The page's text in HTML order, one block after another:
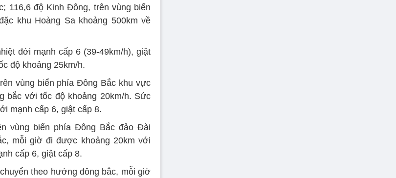
116,6 độ Kinh Đông, trên vùng biển
khu Hoàng Sa khoảng 500km về
đới mạnh cấp 6 (39-49km/h), giật
độ khoảng 25km/h.
vùng biển phía Đông Bắc khu vực
bắc với tốc độ khoảng 20km/h. Sức
mạnh cấp 6, giật cấp 8.
vùng biển phía Đông Bắc đảo Đài
mỗi giờ đi được khoảng 20km với
cấp 6, giật cấp 8.
theo hướng đông bắc, mỗi giờ